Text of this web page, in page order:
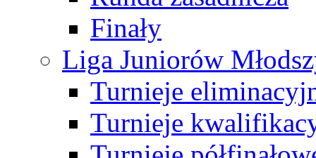
Finały
Liga Juniorów
Turnieje
Turnieje